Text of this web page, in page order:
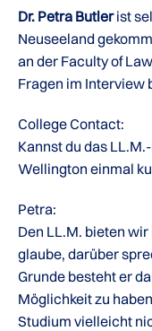
Dr. Petra Butlerist
Neuseeland
an der Faculty of
Fragen im Interview
College Contact:
Kannst du das
Wellington einmal
Petra:
Den LL.M. bieten
glaube, darüber
Grunde besteht er
Möglichkeit zu
Studium vielleicht